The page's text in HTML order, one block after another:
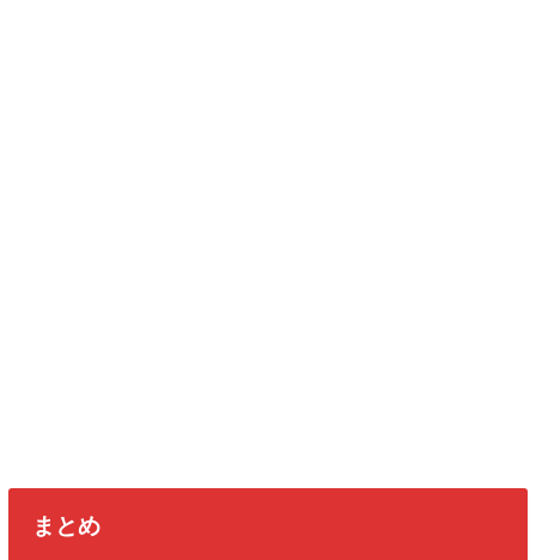
まとめ